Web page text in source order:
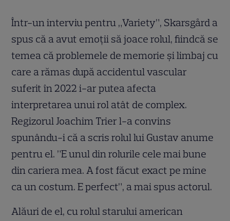
Într-un interviu pentru „Variety”, Skarsgård a
spus că a avut emoții să joace rolul, fiindcă se
temea că problemele de memorie și limbaj cu
care a rămas după accidentul vascular
suferit în 2022 i-ar putea afecta
interpretarea unui rol atât de complex.
Regizorul Joachim Trier l-a convins
spunându-i că a scris rolul lui Gustav anume
pentru el. ”E unul din rolurile cele mai bune
din cariera mea. A fost făcut exact pe mine
ca un costum. E perfect”, a mai spus actorul.
Alăuri de el, cu rolul starului american